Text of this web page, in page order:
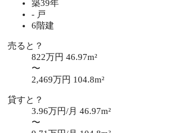
築39年
- 戸
6階建
売ると？
822万円 46.97m²
〜
2,469万円 104.8m²
貸すと？
3.96万円/月 46.97m²
〜